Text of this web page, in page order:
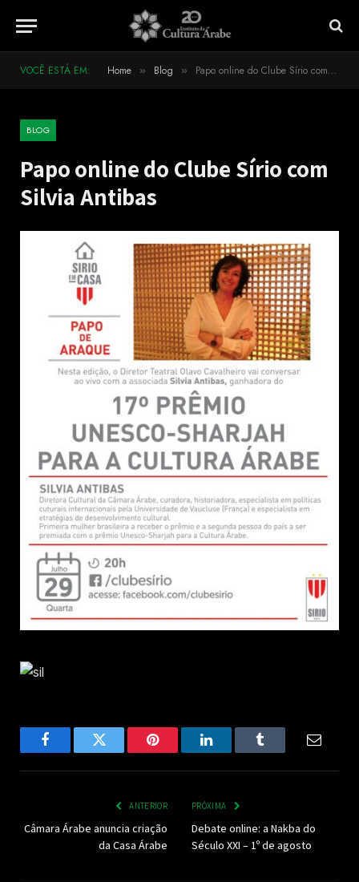
VOCÊ ESTÁ EM: Home » Blog » Papo online do Clube Sírio com Silvia Antibas
BLOG
Papo online do Clube Sírio com
Silvia Antibas
FacebookTwitter Pinterest LinkedInTumblr
ANTERIOR
Câmara Árabe anuncia criação
da Casa Árabe
PRÓXIMA
Debate online: a Nakba do
Século XXI – 1º de agosto